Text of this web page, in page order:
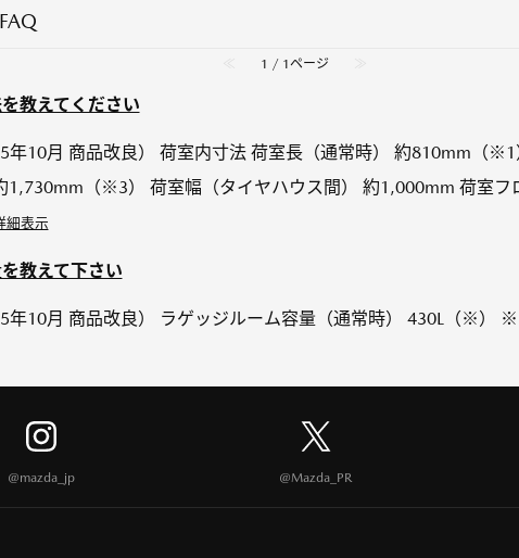
1 / 1ページ
を教えてください
10月 商品改良） 荷室内寸法 荷室長（通常時） 約810mm（
（※3） 荷室幅（タイヤハウス間） 約1,000mm 荷室
細表示
教えて下さい
10月 商品改良） ラゲッジルーム容量（通常時） 430L（※）
@mazda_jp @Mazda_PR